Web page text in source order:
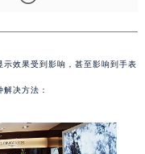
效果受到影响，甚至影响到手表
决方法：